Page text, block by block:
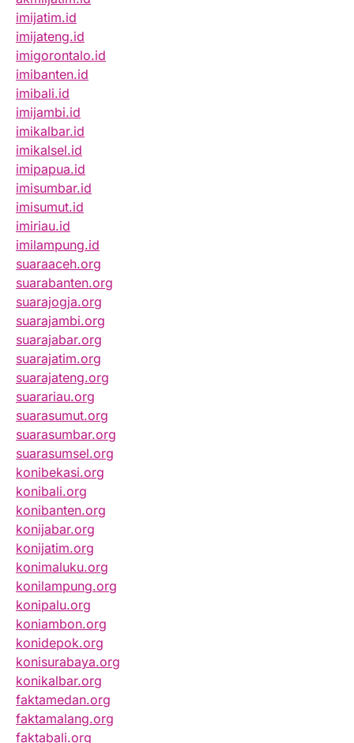
imijatim.id
imijateng.id
imigorontalo.id
imibanten.id
imibali.id
imijambi.id
imikalbar.id
imikalsel.id
imipapua.id
imisumbar.id
imisumut.id
imiriau.id
imilampung.id
suaraaceh.org
suarabanten.org
suarajogja.org
suarajambi.org
suarajabar.org
suarajatim.org
suarajateng.org
suarariau.org
suarasumut.org
suarasumbar.org
suarasumsel.org
konibekasi.org
konibali.org
konibanten.org
konijabar.org
konijatim.org
konimaluku.org
konilampung.org
konipalu.org
koniambon.org
konidepok.org
konisurabaya.org
konikalbar.org
faktamedan.org
faktamalang.org
faktabali.org